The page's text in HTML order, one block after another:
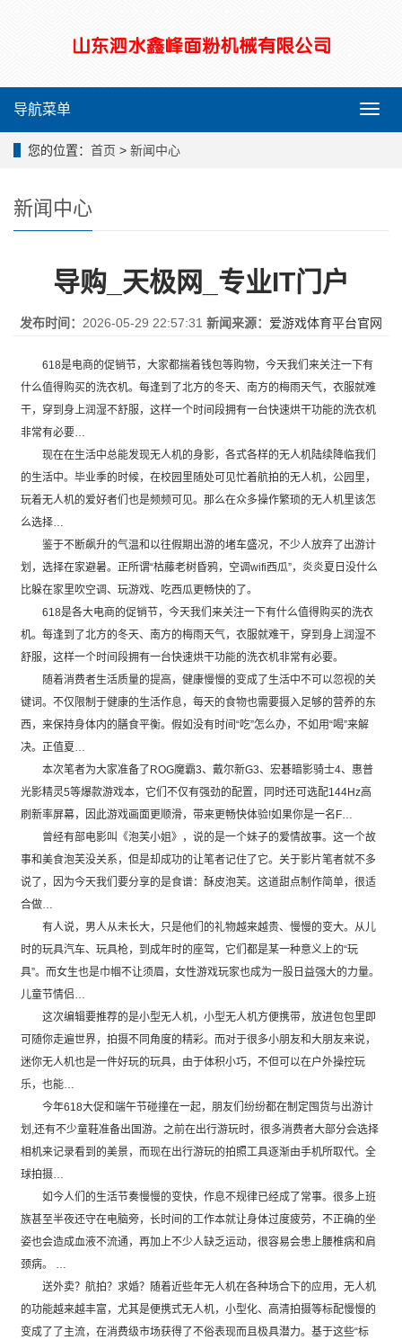
导
导航菜单
您的位置： 首页 > 新闻中心
新闻中心
导购_天极网_专业IT门户
发布时间： 2026-05-29 22:57:31 新闻来源： 爱游戏体育平台官网
618是电商的促销节，大家都揣着钱包等购物，今天我们来关注一下有
什么值得购买的洗衣机。每逢到了北方的冬天、南方的梅雨天气，衣服就难
干，穿到身上润湿不舒服，这样一个时间段拥有一台快速烘干功能的洗衣机
非常有必要…
现在在生活中总能发现无人机的身影，各式各样的无人机陆续降临我们
的生活中。毕业季的时候，在校园里随处可见忙着航拍的无人机，公园里，
玩着无人机的爱好者们也是频频可见。那么在众多操作繁琐的无人机里该怎
么选择…
鉴于不断飙升的气温和以往假期出游的堵车盛况，不少人放弃了出游计
划，选择在家避暑。正所谓“枯藤老树昏鸦，空调wifi西瓜”，炎炎夏日没什么
比躲在家里吹空调、玩游戏、吃西瓜更畅快的了。
618是各大电商的促销节，今天我们来关注一下有什么值得购买的洗衣
机。每逢到了北方的冬天、南方的梅雨天气，衣服就难干，穿到身上润湿不
舒服，这样一个时间段拥有一台快速烘干功能的洗衣机非常有必要。
随着消费者生活质量的提高，健康慢慢的变成了生活中不可以忽视的关
键词。不仅限制于健康的生活作息，每天的食物也需要摄入足够的营养的东
西，来保持身体内的膳食平衡。假如没有时间“吃”怎么办，不如用“喝”来解
决。正值夏…
本次笔者为大家准备了ROG魔霸3、戴尔新G3、宏碁暗影骑士4、惠普
光影精灵5等爆款游戏本，它们不仅有强劲的配置，同时还可选配144Hz高
刷新率屏幕，因此游戏画面更顺滑，带来更畅快体验!如果你是一名F…
曾经有部电影叫《泡芙小姐》，说的是一个妹子的爱情故事。这一个故
事和美食泡芙没关系，但是却成功的让笔者记住了它。关于影片笔者就不多
说了，因为今天我们要分享的是食谱：酥皮泡芙。这道甜点制作简单，很适
合做…
有人说，男人从未长大，只是他们的礼物越来越贵、慢慢的变大。从儿
时的玩具汽车、玩具枪，到成年时的座驾，它们都是某一种意义上的“玩
具”。而女生也是巾帼不让须眉，女性游戏玩家也成为一股日益强大的力量。
儿童节情侣…
这次编辑要推荐的是小型无人机，小型无人机方便携带，放进包包里即
可随你走遍世界，拍摄不同角度的精彩。而对于很多小朋友和大朋友来说，
迷你无人机也是一件好玩的玩具，由于体积小巧，不但可以在户外操控玩
乐，也能…
今年618大促和端午节碰撞在一起，朋友们纷纷都在制定囤货与出游计
划,还有不少童鞋准备出国游。之前在出行游玩时，很多消费者大部分会选择
相机来记录看到的美景，而现在出行游玩的拍照工具逐渐由手机所取代。全
球拍摄…
如今人们的生活节奏慢慢的变快，作息不规律已经成了常事。很多上班
族甚至半夜还守在电脑旁，长时间的工作本就让身体过度疲劳，不正确的坐
姿也会造成血液不流通，再加上不少人缺乏运动，很容易会患上腰椎病和肩
颈病。 …
送外卖？航拍？求婚？随着近些年无人机在各种场合下的应用，无人机
的功能越来越丰富，尤其是便携式无人机，小型化、高清拍摄等标配慢慢的
变成了了主流，在消费级市场获得了不俗表现而且极具潜力。基于这些“标